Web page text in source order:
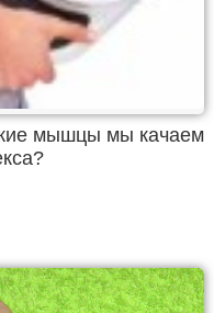
мышцы мы качаем